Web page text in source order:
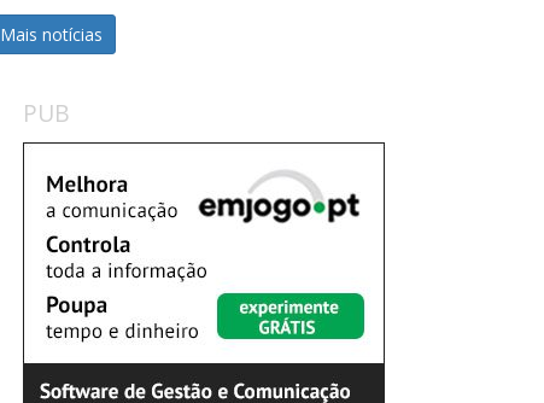
Mais notícias
PUB